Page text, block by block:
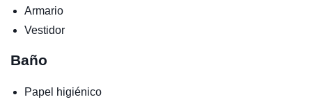
Armario
Vestidor
Baño
Papel higiénico